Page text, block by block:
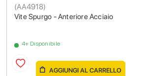
Vite Spurgo - Anteriore Acciaio
(AA4918)
4+ Disponibile
AGGIUNGI AL CARRELLO